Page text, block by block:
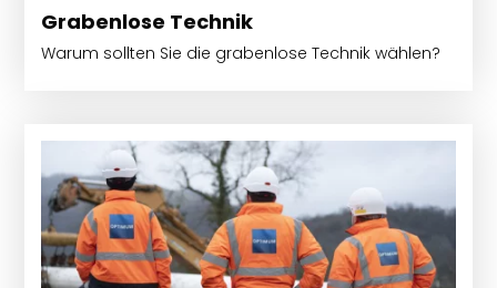
Grabenlose Technik
Warum sollten Sie die grabenlose Technik wählen?